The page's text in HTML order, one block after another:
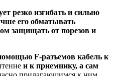
резко изгибать и сильно
его обматывать
защищать от порезов и
F-разъемов кабель к
и к приемнику, а сам